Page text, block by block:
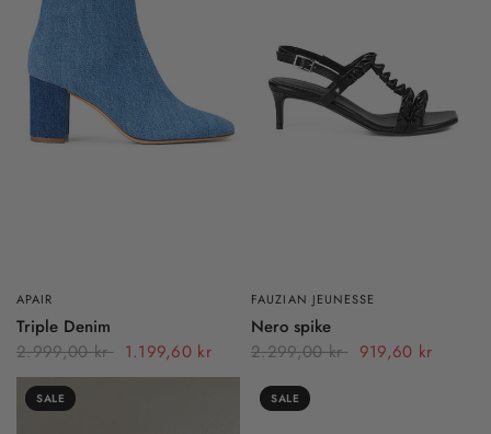
APAIR
Triple Denim
2.999,00 kr 1.199,60 kr
FAUZIAN JEUNESSE
Nero spike
2.299,00 kr 919,60 kr
SALE SALE